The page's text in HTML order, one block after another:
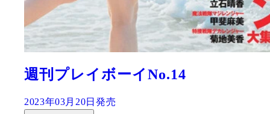
週刊プレイボーイNo.14
2023年03月20日発売